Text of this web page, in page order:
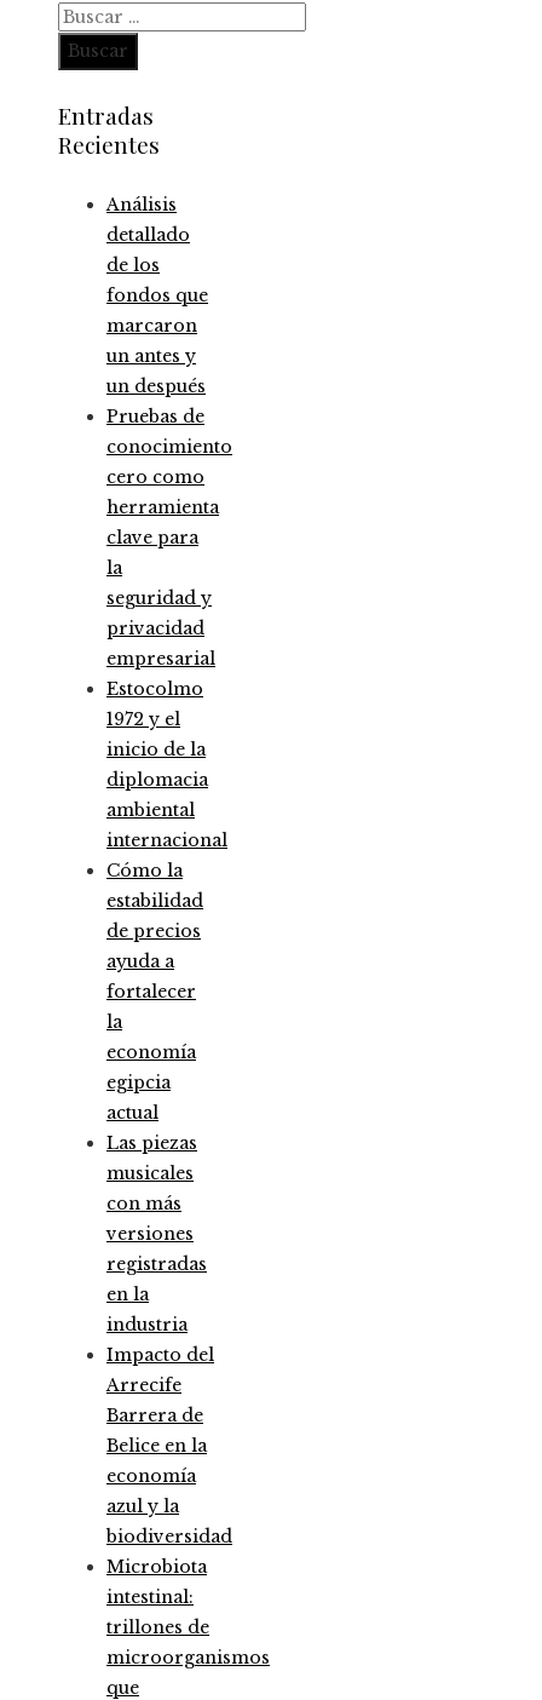
Buscar:
Entradas
Recientes
Análisis
detallado
de los
fondos que
marcaron
un antes y
un después
Pruebas de
conocimiento
cero como
herramienta
clave para
la
seguridad y
privacidad
empresarial
Estocolmo
1972 y el
inicio de la
diplomacia
ambiental
internacional
Cómo la
estabilidad
de precios
ayuda a
fortalecer
la
economía
egipcia
actual
Las piezas
musicales
con más
versiones
registradas
en la
industria
Impacto del
Arrecife
Barrera de
Belice en la
economía
azul y la
biodiversidad
Microbiota
intestinal:
trillones de
microorganismos
que